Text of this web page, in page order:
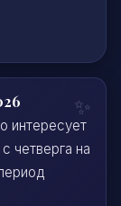
интересует
четверга на